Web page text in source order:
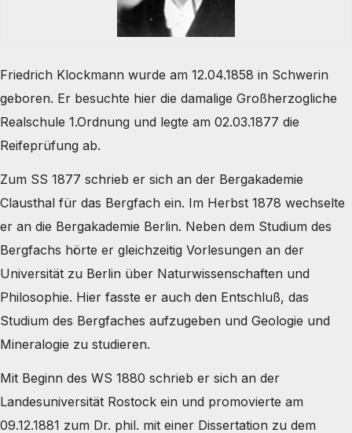
Friedrich Klockmann wurde am 12.04.1858 in Schwerin
geboren. Er besuchte hier die damalige Großherzogliche
Realschule 1.Ordnung und legte am 02.03.1877 die
Reifeprüfung ab.
Zum SS 1877 schrieb er sich an der Bergakademie
Clausthal für das Bergfach ein. Im Herbst 1878 wechselte
er an die Bergakademie Berlin. Neben dem Studium des
Bergfachs hörte er gleichzeitig Vorlesungen an der
Universität zu Berlin über Naturwissenschaften und
Philosophie. Hier fasste er auch den Entschluß, das
Studium des Bergfaches aufzugeben und Geologie und
Mineralogie zu studieren.
Mit Beginn des WS 1880 schrieb er sich an der
Landesuniversität Rostock ein und promovierte am
09.12.1881 zum Dr. phil. mit einer Dissertation zu dem